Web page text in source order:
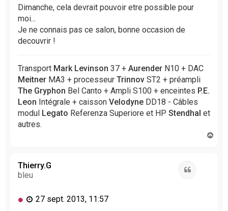
s
a
e
n
l
u
Dimanche, cela devrait pouvoir etre possible pour
moi...
Je ne connais pas ce salon, bonne occasion de
decouvrir !
Transport Mark Levinson 37 + Aurender N10 + DAC
Meitner MA3 + processeur Trinnov ST2 + préampli
The Gryphon Bel Canto + Ampli S100 + enceintes P.E.
Leon Intégrale + caisson Velodyne DD18 - Câbles
modul Legato Referenza Superiore et HP Stendhal et
autres.
Thierry.G
bleu
M 27 sept. 2013, 11:57